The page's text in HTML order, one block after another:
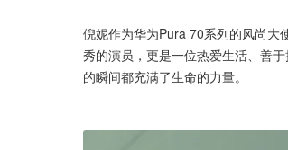
倪妮作为华为Pura 70系列的风尚大
秀的演员，更是一位热爱生活、善
的瞬间都充满了生命的力量。